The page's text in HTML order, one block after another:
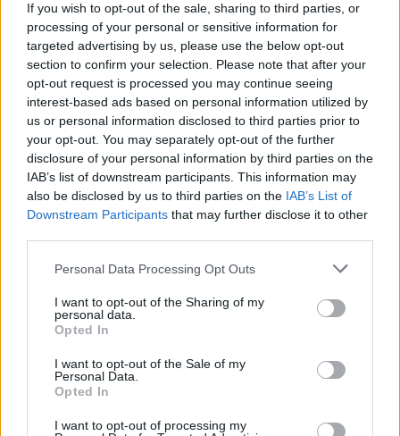
If you wish to opt-out of the sale, sharing to third parties, or
processing of your personal or sensitive information for
targeted advertising by us, please use the below opt-out
section to confirm your selection. Please note that after your
opt-out request is processed you may continue seeing
interest-based ads based on personal information utilized by
us or personal information disclosed to third parties prior to
your opt-out. You may separately opt-out of the further
disclosure of your personal information by third parties on the
IAB’s list of downstream participants. This information may
also be disclosed by us to third parties on the IAB’s List of
Downstream Participants that may further disclose it to other
Personal Data Processing Opt Outs
I want to opt-out of the Sharing of my
personal data.
Opted In
I want to opt-out of the Sale of my
Personal Data.
Opted In
I want to opt-out of processing my
Marcos Leonardo laat eerste indruk achter bij
Ajax: 'Hier gaan fans van genieten'
Resterend oefenprogramma Ajax: waar zijn de
duels te zien
Ajax groeit onder Míchel, maar transfermarkt
blijft cruciaal
Ajax-talent Mohamed Abdalla schrijft Europese
geschiedenis
Shane Kluivert krijgt kans van Flick en begint in
Servische media vergelijken Ajax-talent Abdellah
Ajax zet grote stap richting volgende ronde na